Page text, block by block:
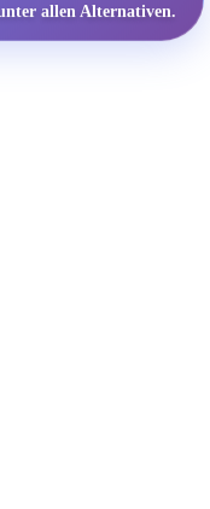
allen Alternativen.